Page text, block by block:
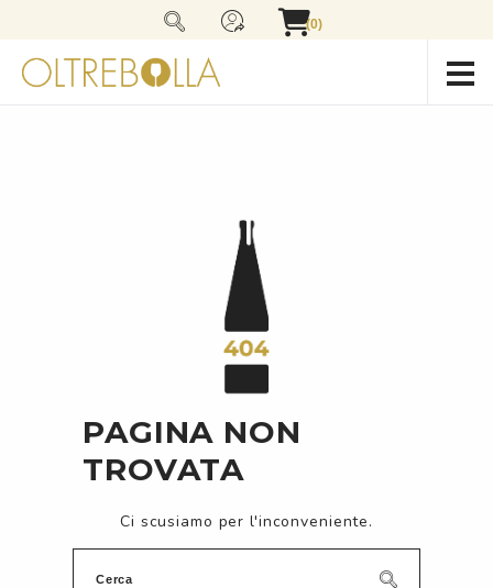
(0)
PAGINA NON
TROVATA
Ci scusiamo per l'inconveniente.